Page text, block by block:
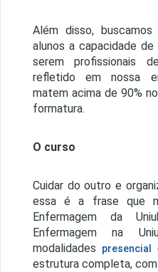
Além disso,
alunos a capacidade
serem profissionais
refletido em nossa
matem acima de 90%
formatura.
O curso
Cuidar do outro e
essa é a frase que
Enfermagem da
Enfermagem na
modalidades presencial
estrutura completa,